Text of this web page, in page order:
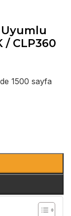
/ CLP360
1500 sayfa